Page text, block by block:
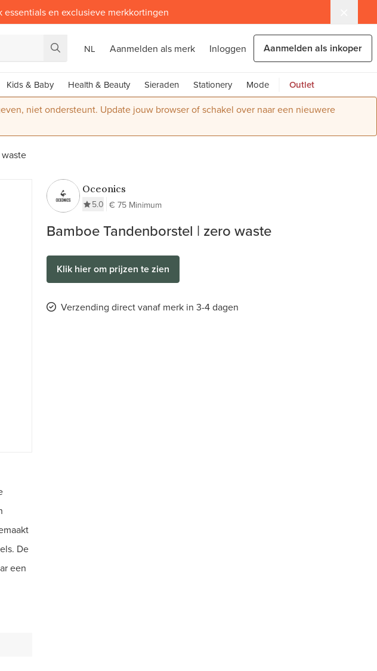
en exclusieve merkkortingen
NL Aanmelden als merk Inloggen Aanmelden als inkoper
Kids & Baby Health & Beauty Sieraden Stationery Mode Outlet
niet ondersteunt. Update jouw browser of schakel over naar een nieuwere
Oceonics
5.0 € 75 Minimum
Bamboe Tandenborstel | zero waste
Klik hier om prijzen te zien
Verzending direct vanaf merk in 3-4 dagen
De
een